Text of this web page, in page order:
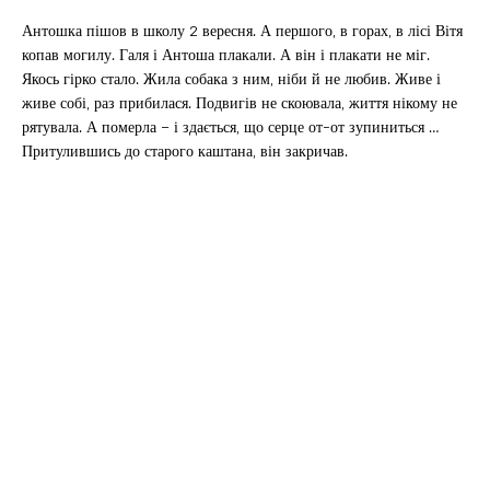
Антошка пішов в школу 2 вересня. А першого, в горах, в лісі Вітя
копав могилу. Галя і Антоша плакали. А він і плакати не міг.
Якось гірко стало. Жила собака з ним, ніби й не любив. Живе і
живе собі, раз прибилася. Подвигів не скоювала, життя нікому не
рятувала. А померла – і здається, що серце от-от зупиниться …
Притулившись до старого каштана, він закричав.